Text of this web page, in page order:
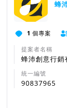
蜂
1 個專案
提案者名稱
蜂沛創意行銷
統一編號
90837965